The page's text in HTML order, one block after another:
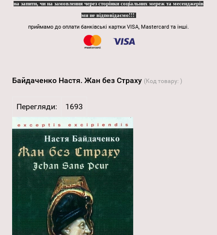
на запити, чи на замовлення через сторінки соціальних мереж та месенджерів
ми не відповідаємо!!!
приймамо до оплати банківські картки VISA, Mastercard та інші.
Байдаченко Настя. Жан без Страху (Код товару: )
Перегляди: 1693